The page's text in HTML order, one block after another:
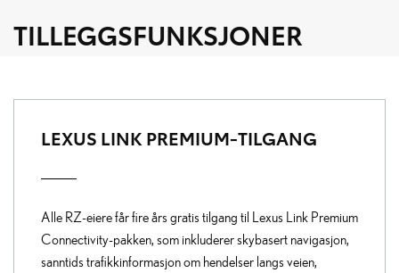
TILLEGGSFUNKSJONER
LEXUS LINK PREMIUM-TILGANG
Alle RZ-eiere får fire års gratis tilgang til Lexus Link Premium
Connectivity-pakken, som inkluderer skybasert navigasjon,
sanntids trafikkinformasjon om hendelser langs veien,